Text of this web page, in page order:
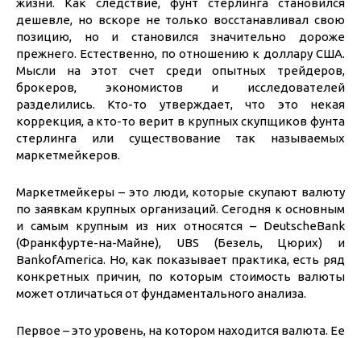
жизни. Как следствие, фунт стерлинга становился
дешевле, но вскоре не только восстанавливал свою
позицию, но и становился значительно дороже
прежнего. Естественно, по отношению к доллару США.
Мысли на этот счет среди опытных трейдеров,
брокеров, экономистов и исследователей
разделились. Кто-то утверждает, что это некая
коррекция, а кто-то верит в крупных скупщиков фунта
стерлинга или существование так называемых
маркетмейкеров.
Маркетмейкеры – это люди, которые скупают валюту
по заявкам крупных организаций. Сегодня к основным
и самым крупным из них относятся – DeutscheBank
(Франкфурте-на-Майне), UBS (Безель, Цюрих) и
BankofAmerica. Но, как показывает практика, есть ряд
конкретных причин, по которым стоимость валюты
может отличаться от фундаментального анализа.
Первое – это уровень, на котором находится валюта. Ее